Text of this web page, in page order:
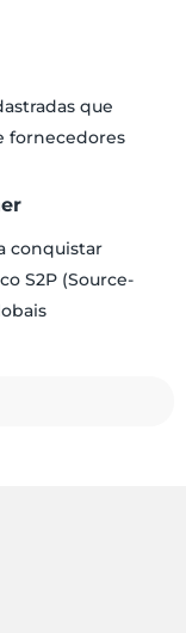
que
fornecedores
conquistar
S2P (Source-